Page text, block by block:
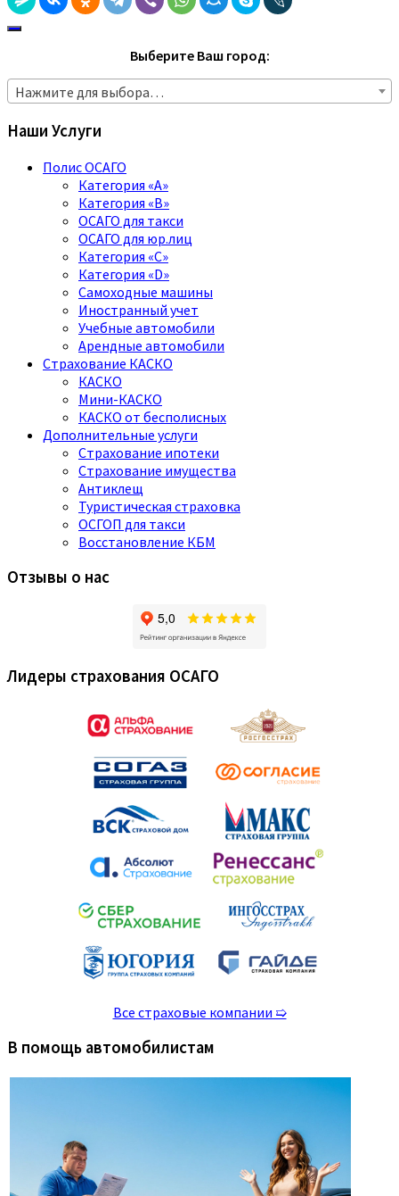
Выберите Ваш город:
Нажмите для выбора…
Наши Услуги
Полис ОСАГО
Категория «A»
Категория «B»
ОСАГО для такси
ОСАГО для юр.лиц
Категория «C»
Категория «D»
Самоходные машины
Иностранный учет
Учебные автомобили
Арендные автомобили
Страхование КАСКО
КАСКО
Мини-КАСКО
КАСКО от бесполисных
Дополнительные услуги
Страхование ипотеки
Страхование имущества
Антиклещ
Туристическая страховка
ОСГОП для такси
Восстановление КБМ
Отзывы о нас
Лидеры страхования ОСАГО
Все страховые компании ➯
В помощь автомобилистам